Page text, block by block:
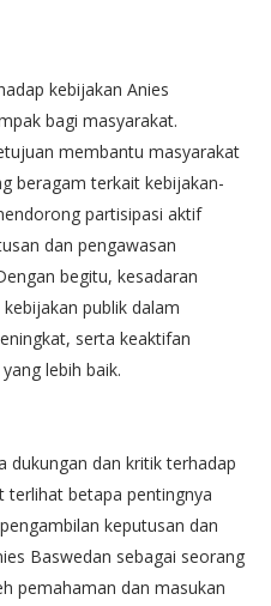
kebijakan Anies
bagi masyarakat.
membantu masyarakat
beragam terkait kebijakan-
partisipasi aktif
dan pengawasan
begitu, kesadaran
publik dalam
serta keaktifan
lebih baik.
dukungan dan kritik terhadap
terlihat betapa pentingnya
keputusan dan
Baswedan sebagai seorang
pemahaman dan masukan